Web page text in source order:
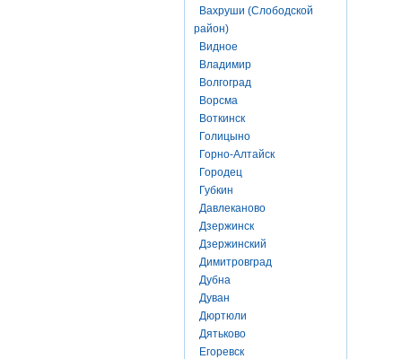
Вахруши (Слободской
район)
Видное
Владимир
Волгоград
Ворсма
Воткинск
Голицыно
Горно-Алтайск
Городец
Губкин
Давлеканово
Дзержинск
Дзержинский
Димитровград
Дубна
Дуван
Дюртюли
Дятьково
Егоревск